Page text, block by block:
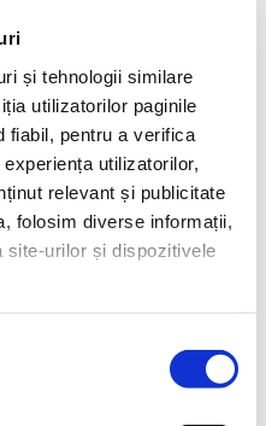
și tehnologii similare
utilizatorilor paginile
fiabil, pentru a verifica
utilizatorilor,
relevant și publicitate
folosim diverse informații,
site-urilor și dispozitivele
parizerul și
iaurt pentru a
cremoasă.
o farfurie.
formată din
clătitei.
puțină verdeață